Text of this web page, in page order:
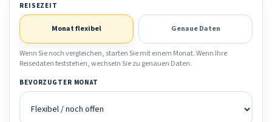
REISEZEIT
Monat flexibel Genaue Daten
Wenn Sie noch vergleichen, starten Sie mit einem Monat. Wenn Ihre
Reisedaten feststehen, wechseln Sie zu genauen Daten.
BEVORZUGTER MONAT